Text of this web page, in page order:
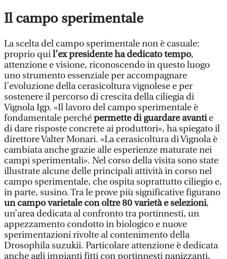
Il campo sperimentale
La scelta del campo sperimentale non è casuale:
proprio quil’ex presidente ha dedicato tempo,
attenzione e visione, riconoscendo in questo luogo
uno strumento essenziale per accompagnare
l’evoluzione della cerasicoltura vignolese e per
sostenere il percorso di crescita della ciliegia di
Vignola Igp. «Il lavoro del campo sperimentale è
fondamentale perchépermette di guardare avantie
di dare risposte concrete ai produttori», ha spiegato il
direttore Valter Monari. «La cerasicoltura di Vignola è
cambiata anche grazie alle esperienze maturate nei
campi sperimentali». Nel corso della visita sono state
illustrate alcune delle principali attività in corso nel
campo sperimentale, che ospita soprattutto ciliegio e,
in parte, susino. Tra le prove più significative figurano
un campo varietale con oltre 80 varietà e selezioni,
un’area dedicata al confronto tra portinnesti, un
appezzamento condotto in biologico e nuove
sperimentazioni rivolte al contenimento della
Drosophila suzukii. Particolare attenzione è dedicata
anche agli impianti fitti con portinnesti nanizzanti,